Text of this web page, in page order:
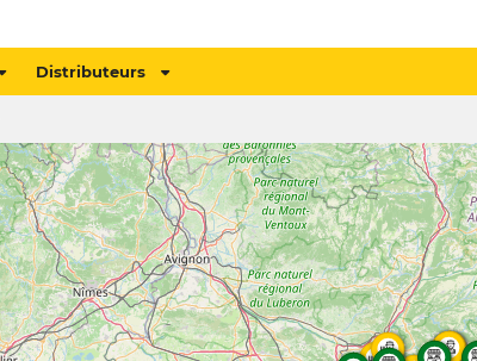
Distributeurs